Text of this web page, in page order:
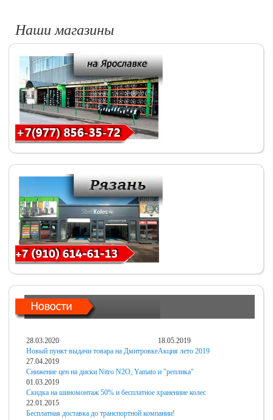
Наши магазины
28.03.2020
Новый пункт выдачи товара на Дмитровке
18.05.2019
Акция лето 2019
27.04.2019
Снижение цен на диски Nitro N2O, Yamato и "реплика"
01.03.2019
Скидка на шиномонтаж 50% и бесплатное хранениие колес
22.01.2015
Бесплатная доставка до транспортной компании!